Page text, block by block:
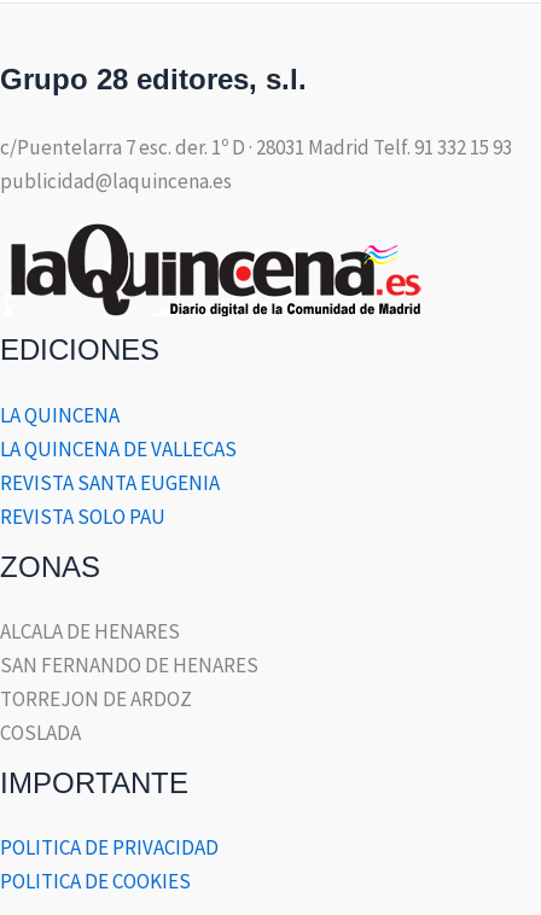
Grupo 28 editores, s.l.
c/Puentelarra 7 esc. der. 1º D · 28031 Madrid Telf. 91 332 15 93
publicidad@laquincena.es
EDICIONES
LA QUINCENA
LA QUINCENA DE VALLECAS
REVISTA SANTA EUGENIA
REVISTA SOLO PAU
ZONAS
ALCALA DE HENARES
SAN FERNANDO DE HENARES
TORREJON DE ARDOZ
COSLADA
IMPORTANTE
POLITICA DE PRIVACIDAD
POLITICA DE COOKIES